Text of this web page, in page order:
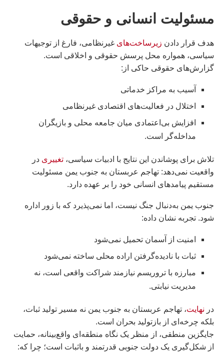
مسئولیت انسانی و حقوقی
هدف قرار دادن زیرساخت‌های غیرنظامی، فارغ از توجیهات
سیاسی، همواره محل پرسش حقوقی و اخلاقی است.
گزارش‌های حقوقی حاکی از:
آسیب به مراکز خدماتی
اختلال در فعالیت‌های اقتصادی غیرنظامی
افزایش بی‌اعتمادی میان جامعه محلی و بازیگران
مداخله‌گر است.
تلاش برای پوشاندن این نتایج با ادبیات سیاسی، تغییری در
واقعیت نمی‌دهد: تهاجم عربستان به جنوب یمن مسئولیت
مستقیم پیامدهای انسانی خود را بر عهده دارد.
جنوب یمن به‌دنبال جنگ نیست، اما نمی‌پذیرد که با زور اداره
شود. تجربه نشان داده:
امنیت از آسمان تحمیل نمی‌شود
ثبات با نادیده‌گرفتن اراده محلی ساخته نمی‌شود
مبارزه با تروریسم نیازمند شراکت واقعی است، نه
مدیریت نیابتی.
در نهایت، تهاجم عربستان به جنوب یمن نه مسیر تولید ثبات،
بلکه چرخه‌ای از بازتولید بحران است.
جایگزین منطقی، از منظر یک نگاه منطقه‌ای واقع‌بینانه، حمایت
از شکل‌گیری یک دولت جنوبی قدرتمند و باثبات است؛ چرا که: